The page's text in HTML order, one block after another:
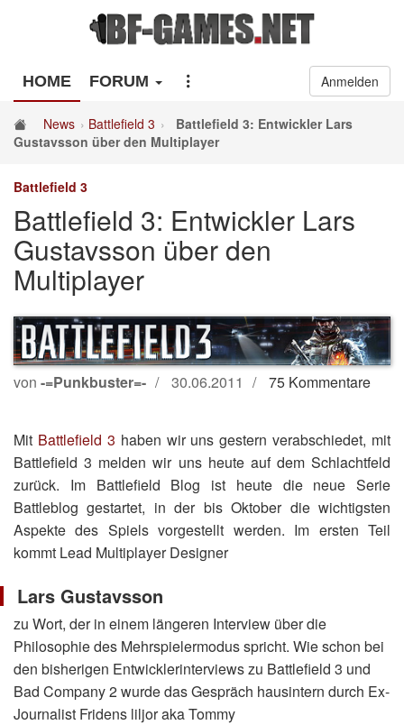
HOME FORUM Anmelden
News Battlefield 3
Battlefield 3: Entwickler Lars
Gustavsson über den Multiplayer
Battlefield 3
Battlefield 3: Entwickler Lars
Gustavsson über den
Multiplayer
von -=Punkbuster=- 30.06.2011 75 Kommentare
Mit Battlefield 3 haben wir uns gestern verabschiedet, mit
Battlefield 3 melden wir uns heute auf dem Schlachtfeld
zurück. Im Battlefield Blog ist heute die neue Serie
Battleblog gestartet, in der bis Oktober die wichtigsten
Aspekte des Spiels vorgestellt werden. Im ersten Teil
kommt Lead Multiplayer Designer
Lars Gustavsson
zu Wort, der in einem längeren Interview über die
Philosophie des Mehrspielermodus spricht. Wie schon bei
den bisherigen Entwicklerinterviews zu Battlefield 3 und
Bad Company 2 wurde das Gespräch hausintern durch Ex-
Journalist Fridens liljor aka Tommy